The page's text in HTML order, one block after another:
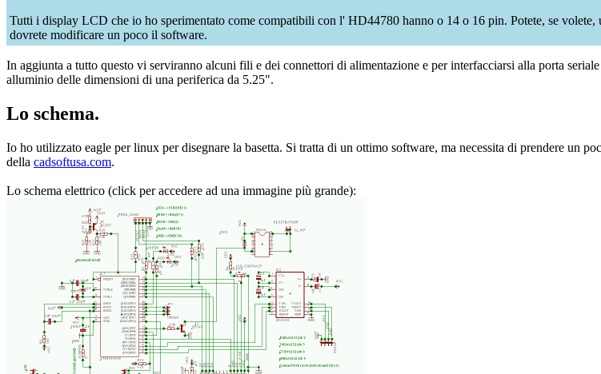
Tutti i display LCD che io ho sperimentato come compatibili con l' HD44780 hanno o 14 o 16 pin. Potete, se volete,
dovrete modificare un poco il software.
In aggiunta a tutto questo vi serviranno alcuni fili e dei connettori di alimentazione e per interfacciarsi alla porta
alluminio delle dimensioni di una periferica da 5.25".
Lo schema.
Io ho utilizzato eagle per linux per disegnare la basetta. Si tratta di un ottimo software, ma necessita di prendere un
della cadsoftusa.com.
Lo schema elettrico (click per accedere ad una immagine più grande):